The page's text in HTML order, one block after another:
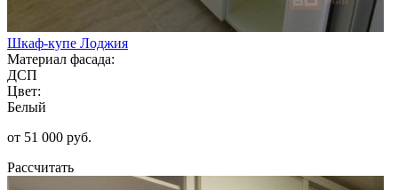
Шкаф-купе Лоджия
Материал фасада:
ДСП
Цвет:
Белый
от 51 000 руб.
Рассчитать